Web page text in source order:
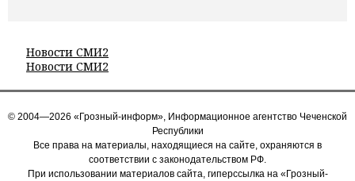
Новости СМИ2
Новости СМИ2
© 2004—2026 «Грозный-информ», Информационное агентство Чеченской
Республики
Все права на материалы, находящиеся на сайте, охраняются в
соответствии с законодательством РФ.
При использовании материалов сайта, гиперссылка на «Грозный-